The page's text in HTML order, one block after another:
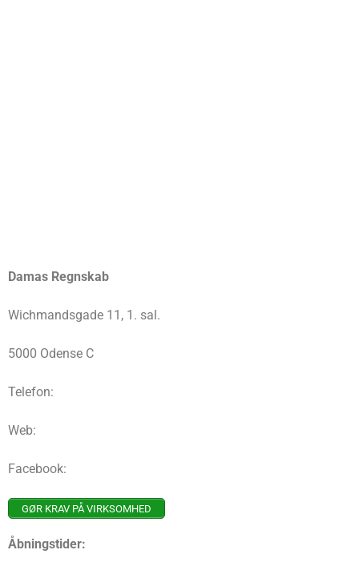
Damas Regnskab
Wichmandsgade 11, 1. sal.
5000 Odense C
Telefon:
Web:
Facebook:
GØR KRAV PÅ VIRKSOMHED
Åbningstider: